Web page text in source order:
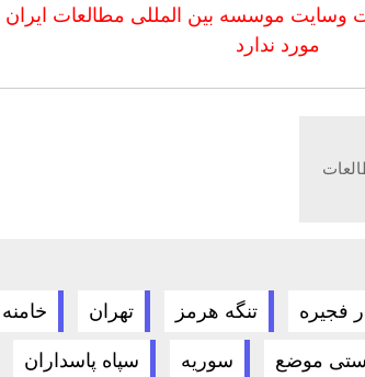
وسایت موسسه بین المللی مطالعات ایران
مورد ندارد
فجیره تنگه هرمز تهران
موضع سوریه سپاه پاسداران